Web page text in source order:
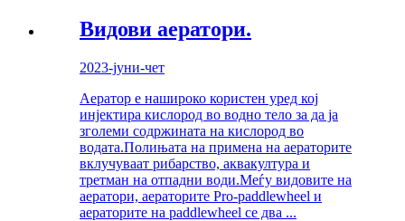
Видови аератори.
2023-јуни-чет
Аератор е нашироко користен уред кој
инјектира кислород во водно тело за да ја
зголеми содржината на кислород во
водата.Полињата на примена на аераторите
вклучуваат рибарство, аквакултура и
третман на отпадни води.Меѓу видовите на
аератори, аераторите Pro-paddlewheel и
аераторите на paddlewheel се два ...